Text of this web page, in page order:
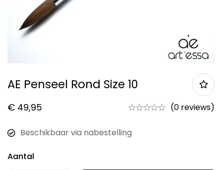
AE Penseel Rond Size 10
€ 49,95 (0 reviews)
Beschikbaar via nabestelling
Aantal